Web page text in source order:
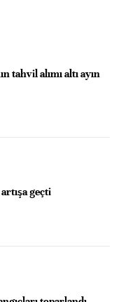
tahvil alımı altı ayın
geçti